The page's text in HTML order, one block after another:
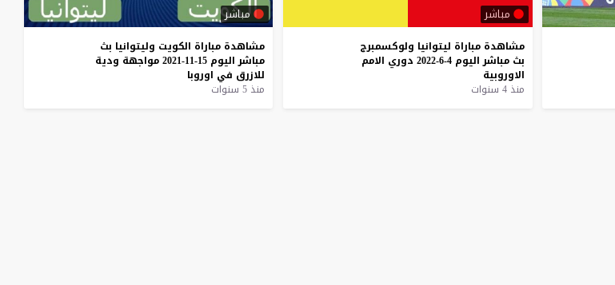
مباشر
مشاهدة مباراة ليتوانيا ولوكسمبرج
بث مباشر اليوم 4-6-2022 دوري الامم
الاوروبية
منذ 4 سنوات
مباشر
مشاهدة مباراة الكويت وليتوانيا بث
مباشر اليوم 15-11-2021 مواجهة ودية
للازرق في اوروبا
منذ 5 سنوات